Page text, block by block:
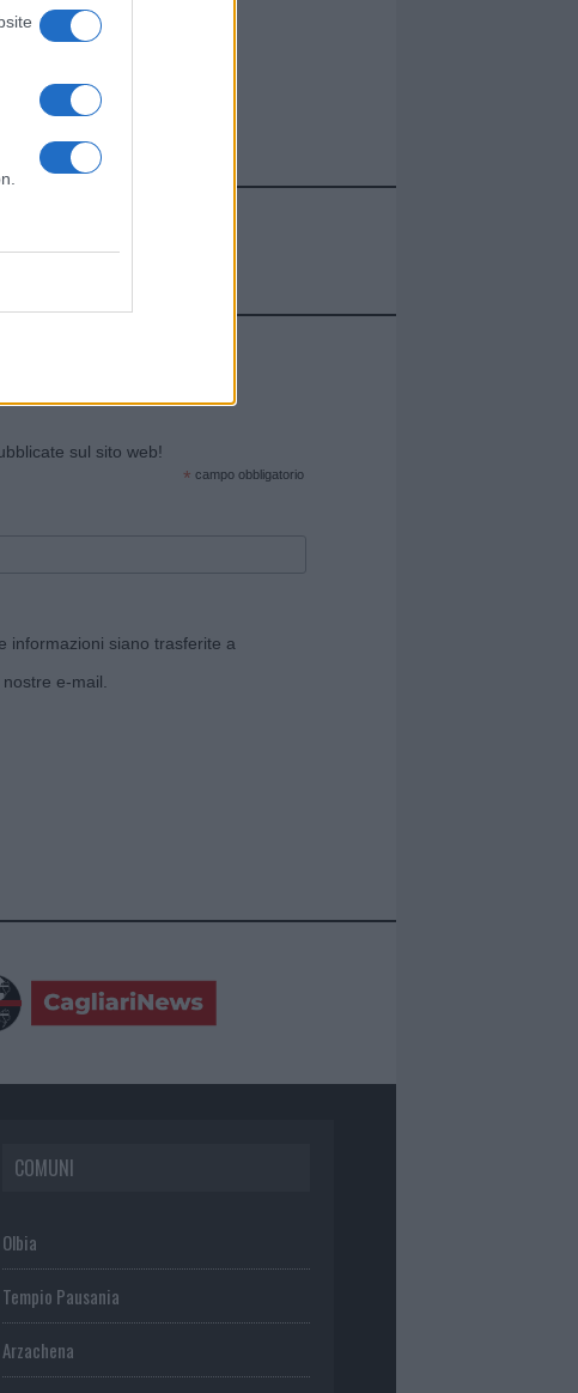
sul sito web!
* campo obbligatorio
informazioni siano trasferite a
e-mail.
COMUNI
Olbia
Tempio Pausania
Arzachena